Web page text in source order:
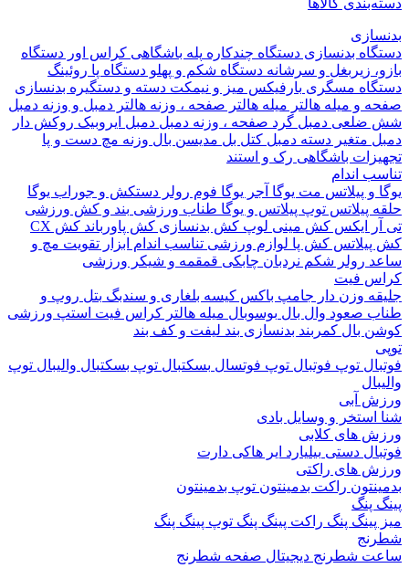
کالاها
بدنسازیدستگاه چندکارهپله باشگاهیکراس اوردستگاه
زیربغل و سرشانه دستگاه شکم و پهلودستگاه پاروئینگ
مسگریبارفیکسمیز و نیمکتدسته و دستگیره بدنسازی
و میله هالتر میله هالتر صفحه ، وزنه هالتر دمبل و وزنه دمبل
دمبل گرد صفحه ، وزنه دمبل دمبل ایروبیک روکش دار
متغیردسته دمبل کتل بلمدیسن بالوزنه مچ دست و پا
باشگاهیرک و استند
اندام
و پیلاتسمت یوگاآجر یوگا فوم رولر دستکش و جوراب یوگا
پیلاتستوپ پیلاتس و یوگاطناب ورزشی بند و کش ورزشی
ایکس کش مینی لوپ کش بدنسازیکش پاورباندکش CX
کش پالوازم ورزشی تناسب اندام ابزار تقویت مچ و
رولر شکم نردبان چابکیقمقمه و شیکر ورزشی
فیت
وزن دارجامپ باکسکیسه بلغاری و سندبگبتل روپ و
صعودوال بال بوسوبالمیله هالتر کراس فیت استپ ورزشی
بالکمربند بدنسازیبند لیفت و کف بند
توپ فوتبالتوپ فوتسالبسکتبالتوپ بسکتبالوالیبال توپ
آبی
و وسایل بادی
های کلابی
دستیبیلیاردایر هاکیدارت
های راکتی
راکت بدمینتونتوپ بدمینتون
پنگ
پنگراکت پینگ پنگتوپ پینگ پنگ
شطرنج دیجیتالصفحه شطرنج